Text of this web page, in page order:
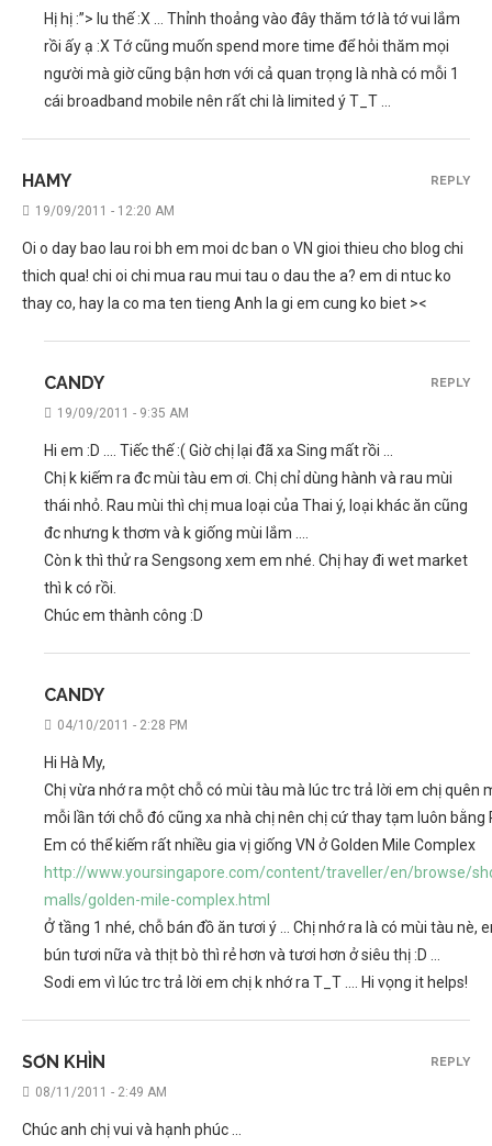
Hị hị :”> Iu thế :X … Thỉnh thoảng vào đây thăm tớ là tớ vui lắm
rồi ấy ạ :X Tớ cũng muốn spend more time để hỏi thăm mọi
người mà giờ cũng bận hơn với cả quan trọng là nhà có mỗi 1
cái broadband mobile nên rất chi là limited ý T_T …
HAMY
19/09/2011 - 12:20 AM
Oi o day bao lau roi bh em moi dc ban o VN gioi thieu cho blog chi
thich qua! chi oi chi mua rau mui tau o dau the a? em di ntuc ko
thay co, hay la co ma ten tieng Anh la gi em cung ko biet ><
REPLY
CANDY
19/09/2011 - 9:35 AM
Hi em :D …. Tiếc thế :( Giờ chị lại đã xa Sing mất rồi …
Chị k kiếm ra đc mùi tàu em ơi. Chị chỉ dùng hành và rau mùi
thái nhỏ. Rau mùi thì chị mua loại của Thai ý, loại khác ăn cũng
đc nhưng k thơm và k giống mùi lắm ….
Còn k thì thử ra Sengsong xem em nhé. Chị hay đi wet market
thì k có rồi.
Chúc em thành công :D
REPLY
CANDY
04/10/2011 - 2:28 PM
Hi Hà My,
Chị vừa nhớ ra một chỗ có mùi tàu mà lúc trc trả lời em chị quên
mỗi lần tới chỗ đó cũng xa nhà chị nên chị cứ thay tạm luôn bằng
Em có thể kiếm rất nhiều gia vị giống VN ở Golden Mile Complex
http://www.yoursingapore.com/content/traveller/en/browse/
malls/golden-mile-complex.html
Ở tầng 1 nhé, chỗ bán đồ ăn tươi ý … Chị nhớ ra là có mùi tàu nè,
bún tươi nữa và thịt bò thì rẻ hơn và tươi hơn ở siêu thị :D …
Sodi em vì lúc trc trả lời em chị k nhớ ra T_T …. Hi vọng it helps!
SƠN KHÌN
08/11/2011 - 2:49 AM
Chúc anh chị vui và hạnh phúc …
REPLY